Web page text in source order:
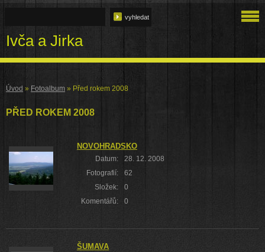
Ivča a Jirka
Úvod » Fotoalbum » Před rokem 2008
PŘED ROKEM 2008
NOVOHRADSKO
Datum:
28. 12. 2008
Fotografií:
62
Složek:
0
Komentářů:
0
ŠUMAVA